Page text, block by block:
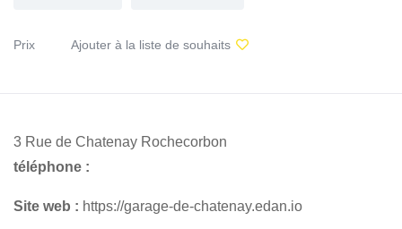
Prix Ajouter à la liste de souhaits
3 Rue de Chatenay Rochecorbon
téléphone :
Site web : https://garage-de-chatenay.edan.io